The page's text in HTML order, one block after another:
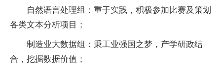
自然语言处理组：重于实践，积极参加比赛及策划
各类文本分析项目；
制造业大数据组：秉工业强国之梦，产学研政结
合，挖掘数据价值；